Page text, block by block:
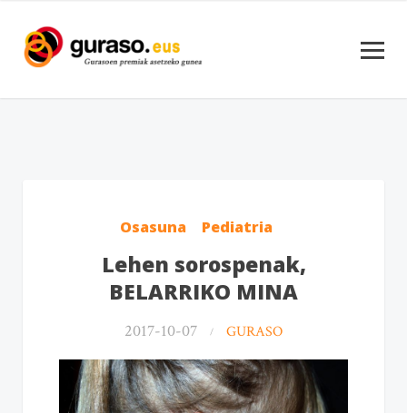
Osasuna Pediatria
Lehen sorospenak,
BELARRIKO MINA
2017-10-07 GURASO